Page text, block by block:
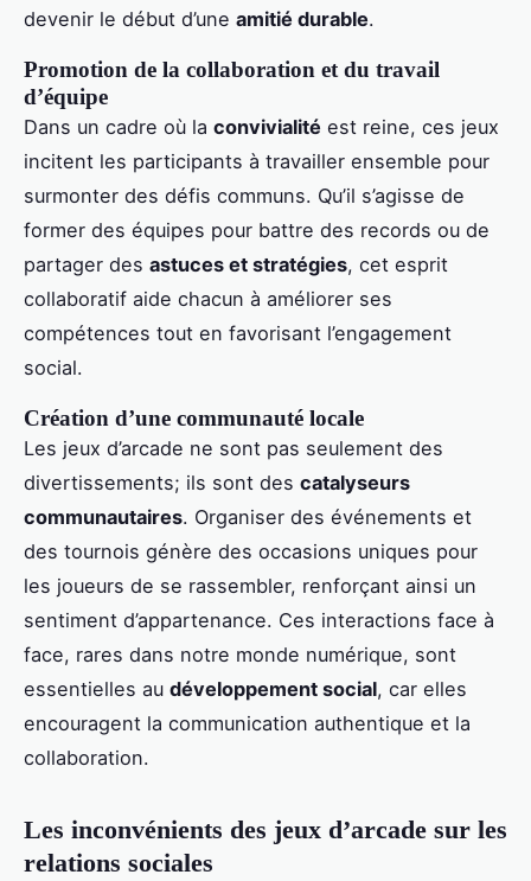
devenir le début d’une amitié durable.
Promotion de la collaboration et du travail
d’équipe
Dans un cadre où la convivialité est reine, ces jeux
incitent les participants à travailler ensemble pour
surmonter des défis communs. Qu’il s’agisse de
former des équipes pour battre des records ou de
partager des astuces et stratégies, cet esprit
collaboratif aide chacun à améliorer ses
compétences tout en favorisant l’engagement
social.
Création d’une communauté locale
Les jeux d’arcade ne sont pas seulement des
divertissements; ils sont des catalyseurs
communautaires. Organiser des événements et
des tournois génère des occasions uniques pour
les joueurs de se rassembler, renforçant ainsi un
sentiment d’appartenance. Ces interactions face à
face, rares dans notre monde numérique, sont
essentielles au développement social, car elles
encouragent la communication authentique et la
collaboration.
Les inconvénients des jeux d’arcade sur les
relations sociales